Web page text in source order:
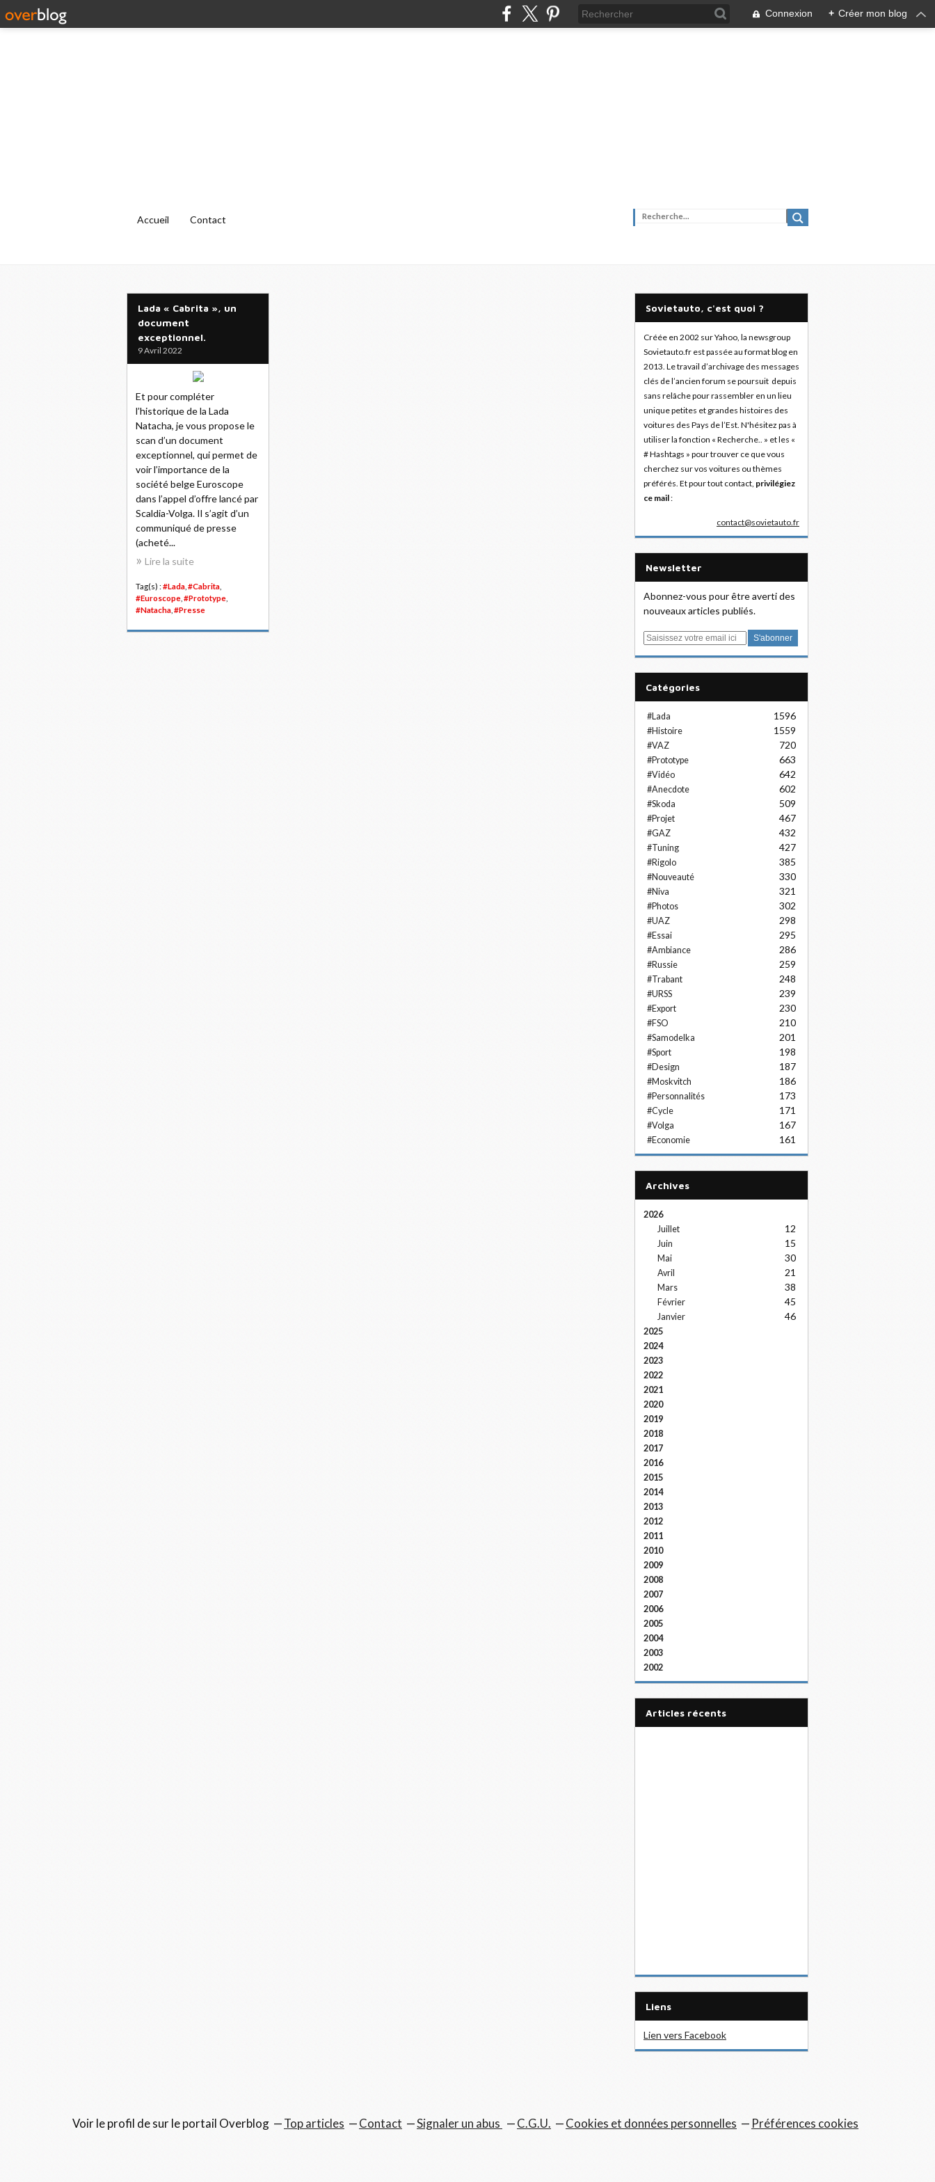
Connexion + Créer mon blog
Accueil Contact
Lada « Cabrita », un
document
exceptionnel.
9 Avril 2022
Et pour compléter
l’historique de la Lada
Natacha, je vous propose le
scan d’un document
exceptionnel, qui permet de
voir l’importance de la
société belge Euroscope
dans l’appel d’offre lancé par
Scaldia-Volga. Il s’agit d’un
communiqué de presse
(acheté...
Lire la suite
Tag(s) : #Lada #Cabrita
#Euroscope #Prototype
#Natacha #Presse
Sovietauto, c'est quoi ?
Créée en 2002 sur Yahoo, la newsgroup
Sovietauto.fr est passée au format blog en
2013. Le travail d’archivage des messages
clés de l’ancien forum se poursuit depuis
sans relâche pour rassembler en un lieu
unique petites et grandes histoires des
voitures des Pays de l’Est. N'hésitez pas à
utiliser la fonction « Recherche.. » et les «
# Hashtags » pour trouver ce que vous
cherchez sur vos voitures ou thèmes
préférés. Et pour tout contact, privilégiez
ce mail:
contact@sovietauto.fr
Newsletter
Abonnez-vous pour être averti des
nouveaux articles publiés.
E
Catégories
#Lada 1596
#Histoire 1559
#VAZ 720
#Prototype 663
#Vidéo 642
#Anecdote 602
#Skoda 509
#Projet 467
#GAZ 432
#Tuning 427
#Rigolo 385
#Nouveauté 330
#Niva 321
#Photos 302
#UAZ 298
#Essai 295
#Ambiance 286
#Russie 259
#Trabant 248
#URSS 239
#Export 230
#FSO 210
#Samodelka 201
#Sport 198
#Design 187
#Moskvitch 186
#Personnalités 173
#Cycle 171
#Volga 167
#Economie 161
Archives
2026
Juillet
12
Juin 15
Mai 30
Avril 21
Mars 38
Février 45
Janvier 46
2025
2024
2023
2022
2021
2020
2019
2018
2017
2016
2015
2014
2013
2012
2011
2010
2009
2008
2007
2006
2005
2004
2003
2002
articles récents
Liens
Lien vers Facebook
Voir le profil desur le portail Overblog Top articles Contact Signaler un abus C.G.U. Cookies et données personnelles Préférences cookies